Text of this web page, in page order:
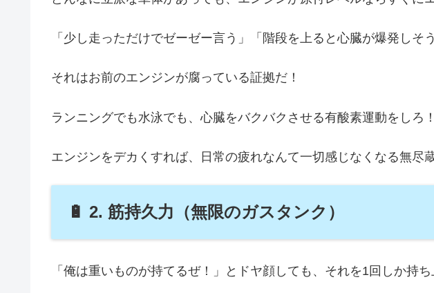
「少し走っただけでゼーゼー言う」「階段を上ると心臓が爆発しそう
それはお前のエンジンが腐っている証拠だ！
ランニングでも水泳でも、心臓をバクバクさせる有酸素運動をしろ！
エンジンをデカくすれば、日常の疲れなんて一切感じなくなる無尽
🔋 2. 筋持久力（無限のガスタンク）
「俺は重いものが持てるぜ！」とドヤ顔しても、それを1回しか持